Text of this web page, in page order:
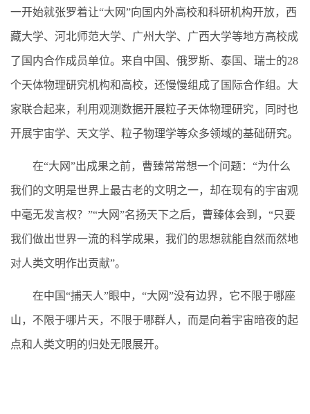
一开始就张罗着让“大网”向国内外高校和科研机构开放，西
藏大学、河北师范大学、广州大学、广西大学等地方高校成
了国内合作成员单位。来自中国、俄罗斯、泰国、瑞士的28
个天体物理研究机构和高校，还慢慢组成了国际合作组。大
家联合起来，利用观测数据开展粒子天体物理研究，同时也
开展宇宙学、天文学、粒子物理学等众多领域的基础研究。
在“大网”出成果之前，曹臻常常想一个问题：“为什么
我们的文明是世界上最古老的文明之一，却在现有的宇宙观
中毫无发言权？”“大网”名扬天下之后，曹臻体会到，“只要
我们做出世界一流的科学成果，我们的思想就能自然而然地
对人类文明作出贡献”。
在中国“捕天人”眼中，“大网”没有边界，它不限于哪座
山，不限于哪片天，不限于哪群人，而是向着宇宙暗夜的起
点和人类文明的归处无限展开。